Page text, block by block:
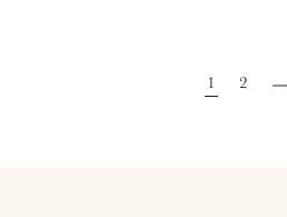
1 2